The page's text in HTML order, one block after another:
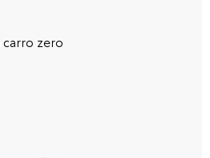
carro zero